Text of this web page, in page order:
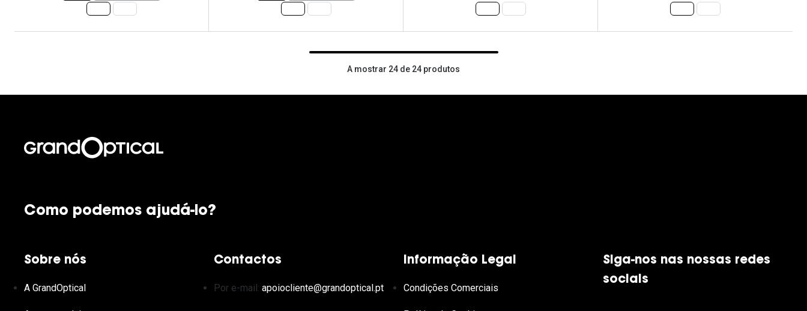
A mostrar 24 de 24 produtos
Como podemos ajudá-lo?
Sobre nós
A GrandOptical
Contactos
Por e-mail: apoiocliente@grandoptical.pt
Informação Legal
Condições Comerciais
Siga-nos nas nossas redes
sociais